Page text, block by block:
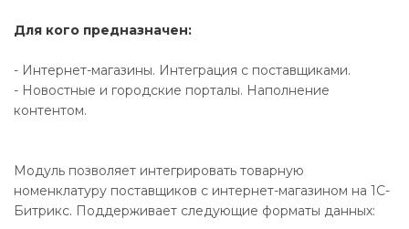
Для кого предназначен:
- Интернет-магазины. Интеграция с поставщиками.
- Новостные и городские порталы. Наполнение
контентом.
Модуль позволяет интегрировать товарную
номенклатуру поставщиков с интернет-магазином на 1С-
Битрикс. Поддерживает следующие форматы данных: